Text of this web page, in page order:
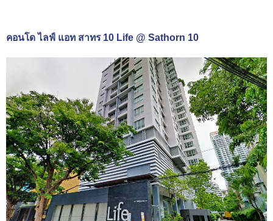
คอนโด ไลฟ์ แอท สาทร 10 Life @ Sathorn 10